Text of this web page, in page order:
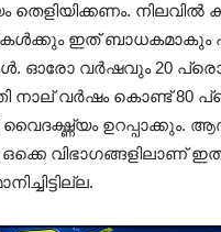
തെളിയിക്കണം.
ഇത്
ഓരോ വർഷവും 20
നാല് വർഷം കൊണ്ട്
വൈദഗ്ദ്ധ്യം ഉറപ്പാക്കും.
വിഭാഗങ്ങളിലാണ്